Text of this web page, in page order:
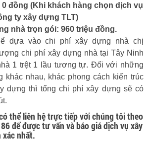
0 đồng (Khi khách hàng chọn dịch vụ
ty xây dựng TLT)
nhà trọn gói: 960 triệu đồng.
dựa vào chi phí xây dựng nhà chị
chi phí xây dựng nhà tại Tây Ninh
1 trệt 1 lầu tương tự. Đối với những
khác nhau, khác phong cách kiến trúc
dựng thì tổng chi phí xây dựng sẽ có
thể liên hệ trực tiếp với chúng tôi theo
để được tư vấn và báo giá dịch vụ xây
nhất.